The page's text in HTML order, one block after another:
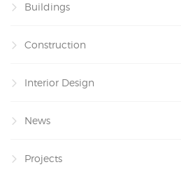
Buildings
Construction
Interior Design
News
Projects